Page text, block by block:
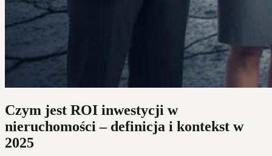
Czym jest ROI inwestycji w
nieruchomości – definicja i kontekst w
2025